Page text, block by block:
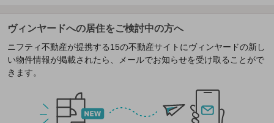
ヴィンヤードへの居住をご検討中の方へ
ニフティ不動産が提携する15の不動産サイトにヴィンヤードの新し
い物件情報が掲載されたら、メールでお知らせを受け取ることがで
きます。